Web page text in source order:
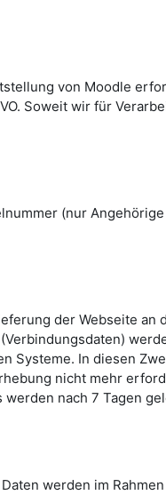
von Moodle
Soweit wir für
(nur Angehörige
der Webseite an
Systeme. In diesen
nicht mehr
nach 7 Tagen
werden im